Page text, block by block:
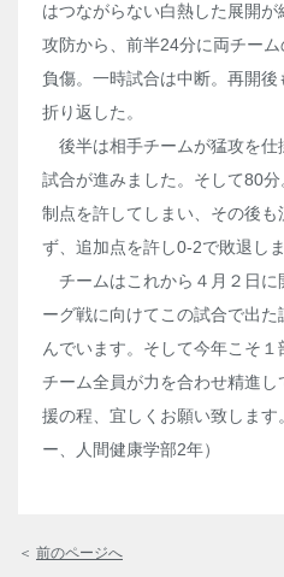
はつながらない白熱した展開
攻防から、前半24分に両チー
負傷。一時試合は中断。再開
折り返した。
後半は相手チームが猛攻を仕
試合が進みました。そして80
制点を許してしまい、その後
ず、追加点を許し0-2で敗退しま
チームはこれから４月２日に
ーグ戦に向けてこの試合で出
んでいます。そして今年こそ１
チーム全員が力を合わせ精進
援の程、宜しくお願い致しま
ー、人間健康学部2年）
＜ 前のページへ